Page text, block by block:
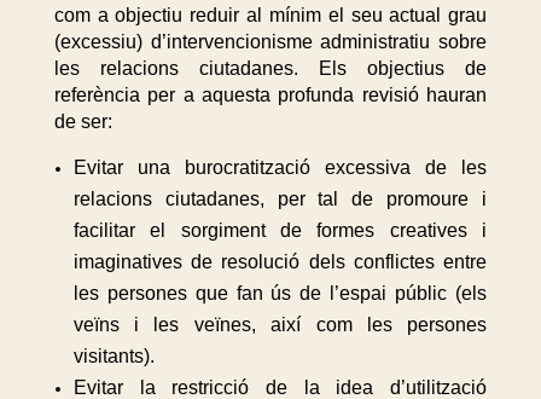
com a objectiu reduir al mínim el seu actual grau
(excessiu) d’intervencionisme administratiu sobre
les relacions ciutadanes. Els objectius de
referència per a aquesta profunda revisió hauran
de ser:
Evitar una burocratització excessiva de les
relacions ciutadanes, per tal de promoure i
facilitar el sorgiment de formes creatives i
imaginatives de resolució dels conflictes entre
les persones que fan ús de l’espai públic (els
veïns i les veïnes, així com les persones
visitants).
Evitar la restricció de la idea d’utilització